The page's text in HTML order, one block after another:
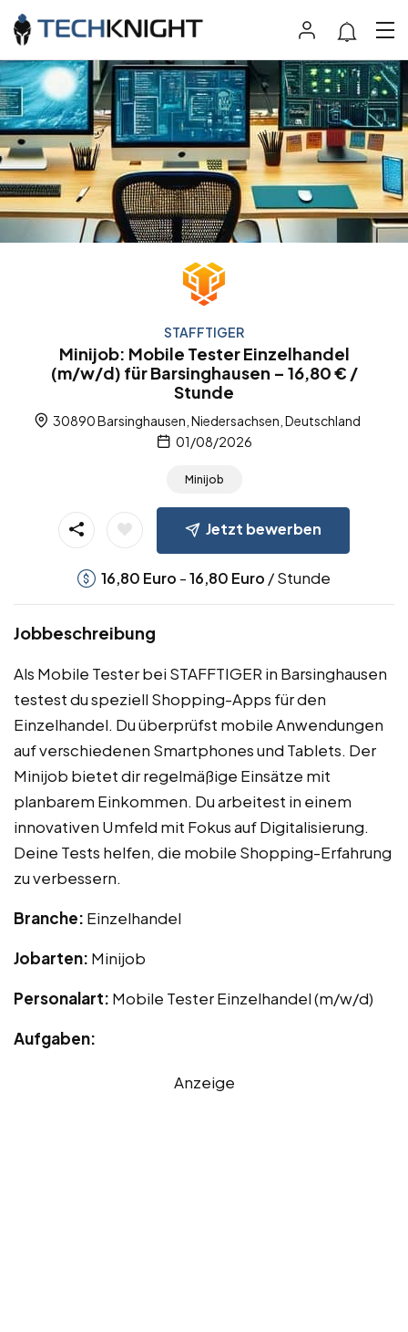
STAFFTIGER
Minijob: Mobile Tester Einzelhandel
(m/w/d) für Barsinghausen – 16,80 € /
Stunde
30890 Barsinghausen, Niedersachsen, Deutschland
01/08/2026
Minijob
Jetzt bewerben
16,80 Euro -16,80 Euro / Stunde
Jobbeschreibung
Als Mobile Tester bei STAFFTIGER in Barsinghausen
testest du speziell Shopping-Apps für den
Einzelhandel. Du überprüfst mobile Anwendungen
auf verschiedenen Smartphones und Tablets. Der
Minijob bietet dir regelmäßige Einsätze mit
planbarem Einkommen. Du arbeitest in einem
innovativen Umfeld mit Fokus auf Digitalisierung.
Deine Tests helfen, die mobile Shopping-Erfahrung
zu verbessern.
Branche: Einzelhandel
Jobarten: Minijob
Personalart: Mobile Tester Einzelhandel (m/w/d)
Aufgaben:
Anzeige